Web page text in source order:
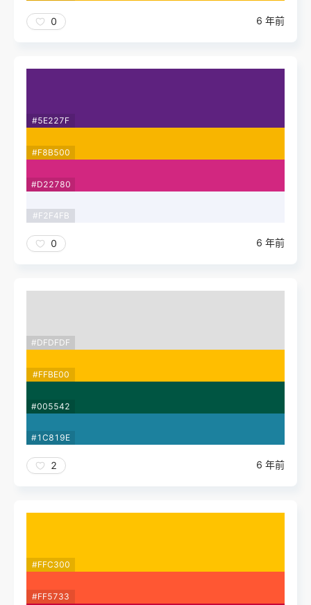
0 6 年前
#5E227F
#F8B500
#D22780
#F2F4FB
0 6 年前
#DFDFDF
#FFBE00
#005542
#1C819E
2 6 年前
#FFC300
#FF5733